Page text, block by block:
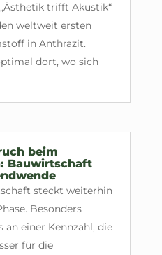
trifft Akustik“
weltweit ersten
in Anthrazit.
dort, wo sich
beim
Bauwirtschaft
steckt weiterhin
Besonders
einer Kennzahl, die
für die